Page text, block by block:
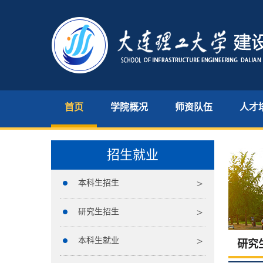
首页 学院概况 师资队伍 人才
招生就业
本科生招生
研究生招生
本科生就业 研究